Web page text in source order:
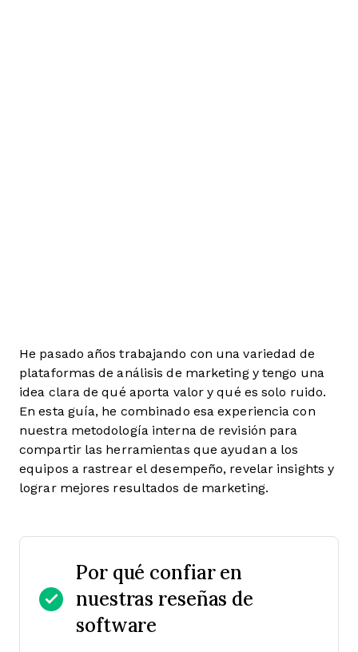
He pasado años trabajando con una variedad de
plataformas de análisis de marketing y tengo una
idea clara de qué aporta valor y qué es solo ruido.
En esta guía, he combinado esa experiencia con
nuestra metodología interna de revisión para
compartir las herramientas que ayudan a los
equipos a rastrear el desempeño, revelar insights y
lograr mejores resultados de marketing.
Por qué confiar en
nuestras reseñas de
software